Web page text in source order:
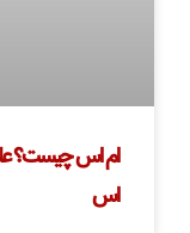
ام اس چیست؟